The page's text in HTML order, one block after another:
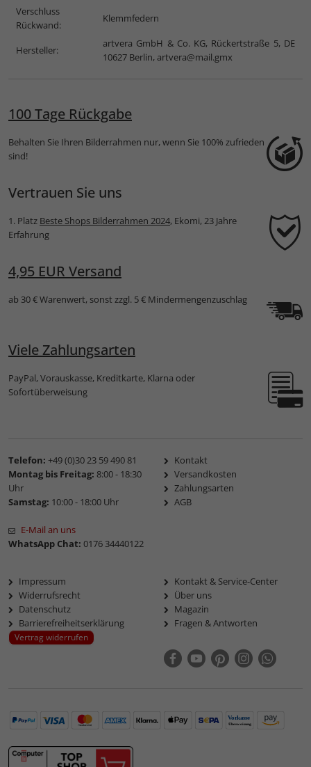
Verschluss
Rückwand:
Klemmfedern
Hersteller:
artvera GmbH & Co. KG, Rückertstraße 5, DE
10627 Berlin,artvera@mail.gmx
100 Tage Rückgabe
Behalten Sie Ihren Bilderrahmen nur, wenn Sie 100% zufrieden
sind!
Vertrauen Sie uns
1. Platz Beste Shops Bilderrahmen 2024, Ekomi, 23 Jahre
Erfahrung
4,95 EUR Versand
ab 30 € Warenwert, sonst zzgl. 5 € Mindermengenzuschlag
Viele Zahlungsarten
PayPal, Vorauskasse, Kreditkarte, Klarna oder
Sofortüberweisung
Telefon: +49 (0)30 23 59 490 81
Montag bis Freitag: 8:00 - 18:30
Uhr
Samstag: 10:00 - 18:00 Uhr
E-Mail an uns
WhatsApp Chat: 0176 34440122
Kontakt
Versandkosten
Zahlungsarten
AGB
Impressum
Widerrufsrecht
Datenschutz
Barrierefreiheitserklärung
Vertrag widerrufen
Kontakt & Service-Center
Über uns
Magazin
Fragen & Antworten